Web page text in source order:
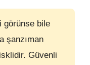
görünse bile
şanzıman
Güvenli